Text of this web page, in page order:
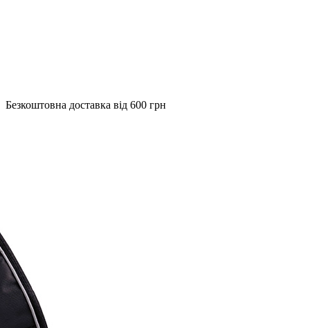
Безкоштовна доставка від 600 грн